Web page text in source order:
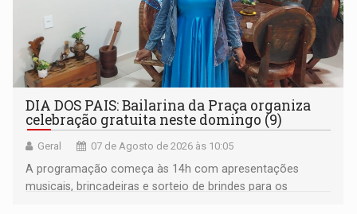
DIA DOS PAIS: Bailarina da Praça organiza
celebração gratuita neste domingo (9)
Geral 07 de Agosto de 2026 às 10:05
A programação começa às 14h com apresentações
musicais, brincadeiras e sorteio de brindes para os